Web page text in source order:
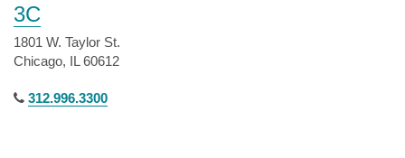
3C
1801 W. Taylor St.
Chicago, IL 60612
312.996.3300